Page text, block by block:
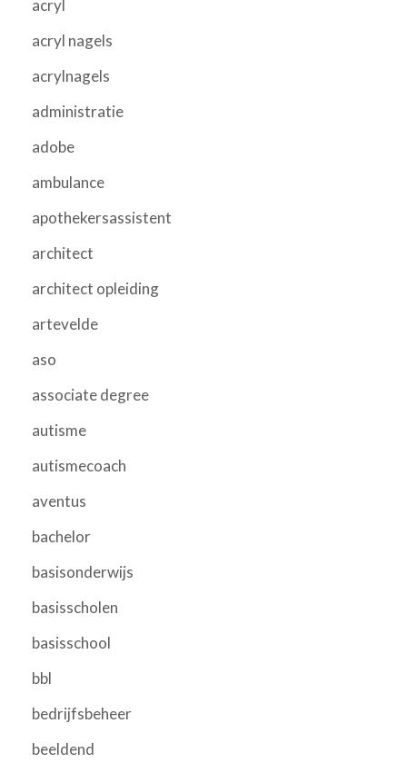
acryl
acryl nagels
acrylnagels
administratie
adobe
ambulance
apothekersassistent
architect
architect opleiding
artevelde
aso
associate degree
autisme
autismecoach
aventus
bachelor
basisonderwijs
basisscholen
basisschool
bbl
bedrijfsbeheer
beeldend